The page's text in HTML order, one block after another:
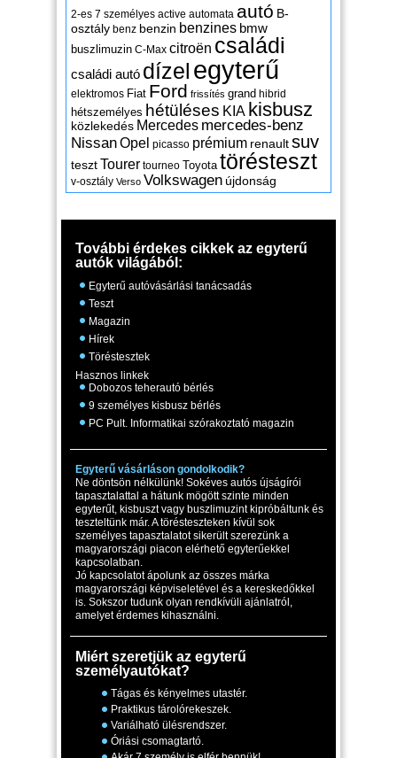
2-es 7 személyes active automata autó B-
osztály benz benzin benzines bmw
buszlimuzin C-Max citroën családi
családi autó dízel egyterű
elektromos Fiat Ford frissítés grand hibrid
hétszemélyes hétüléses KIA kisbusz
közlekedés Mercedes mercedes-benz
NissanOpel picasso prémium renaultsuv
tesztTourer tourneo Toyota törésteszt
v-osztály Verso Volkswagen újdonság
További érdekes cikkek az egyterű
autók világából:
Egyterű autóvásárlási tanácsadás
Teszt
Magazin
Hírek
Töréstesztek
Hasznos linkek
Dobozos teherautó bérlés
9 személyes kisbusz bérlés
PC Pult. Informatikai szórakoztató magazin
Egyterű vásárláson gondolkodik?
Ne döntsön nélkülünk! Sokéves autós újságírói
tapasztalattal a hátunk mögött szinte minden
egyterűt, kisbuszt vagy buszlimuzint kipróbáltunk és
teszteltünk már. A törésteszteken kívül sok
személyes tapasztalatot sikerült szerezünk a
magyarországi piacon elérhető egyterűekkel
kapcsolatban.
Jó kapcsolatot ápolunk az összes márka
magyarországi képviseletével és a kereskedőkkel
is. Sokszor tudunk olyan rendkívüli ajánlatról,
amelyet érdemes kihasználni.
Miért szeretjük az egyterű
személyautókat?
Tágas és kényelmes utastér.
Praktikus tárolórekeszek.
Variálható ülésrendszer.
Óriási csomagtartó.